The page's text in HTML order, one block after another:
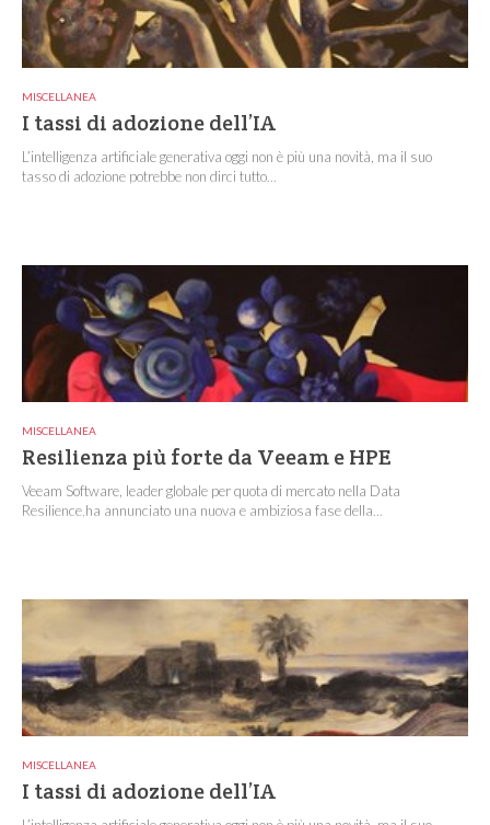
MISCELLANEA
I tassi di adozione dell’IA
L’intelligenza artificiale generativa oggi non è più una novità, ma il suo
tasso di adozione potrebbe non dirci tutto...
MISCELLANEA
Resilienza più forte da Veeam e HPE
Veeam Software, leader globale per quota di mercato nella Data
Resilience,ha annunciato una nuova e ambiziosa fase della...
MISCELLANEA
I tassi di adozione dell’IA